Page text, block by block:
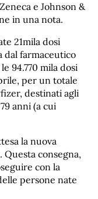
e Johnson &
in una nota.
21mila dosi
dal farmaceutico
94.770 mila dosi
per un totale
destinati agli
anni (a cui
la nuova
consegna,
con la
persone nate